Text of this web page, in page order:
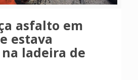
asfalto em
estava
ladeira de